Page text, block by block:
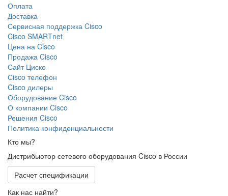
Оплата
Доставка
Сервисная поддержка Cisco
Cisco SMARTnet
Цена на Cisco
Продажа Cisco
Сайт Циско
Сisco телефон
Cisco дилеры
Оборудование Cisco
О компании Cisco
Решения Cisco
Политика конфиденциальности
Кто мы?
Дистрибьютор сетевого оборудования Cisco в России
Расчет спецификации
Как нас найти?